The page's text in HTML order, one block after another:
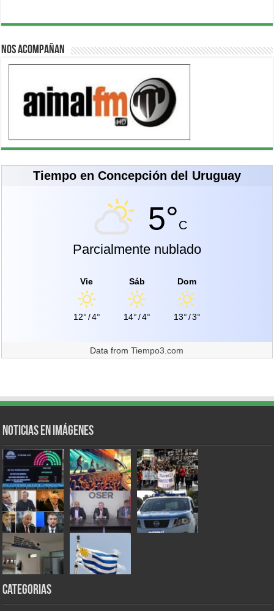
Nos acompañan
Tiempo en Concepción del Uruguay
5°C
Parcialmente nublado
Vie
12°/4°
Sáb
14°/4°
Dom
13°/3°
Data fromTiempo3.com
Noticias en Imágenes
Categorias